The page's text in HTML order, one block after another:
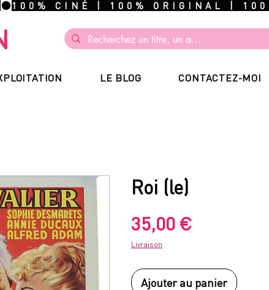
LE BLOG CONTACTEZ-MOI
Roi (le)
35,00 €Prix
Livraison
Ajouter au panier